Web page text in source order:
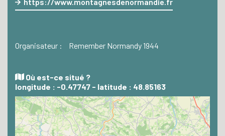
Organisateur : Remember Normandy 1944
Où est-ce situé ?
longitude : -0.47747 - latitude : 48.85163